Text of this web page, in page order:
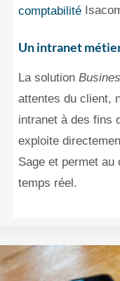
comptabilité
Un intranet
La solution
attentes du client,
intranet à des fins
exploite
Sage et permet
temps réel.